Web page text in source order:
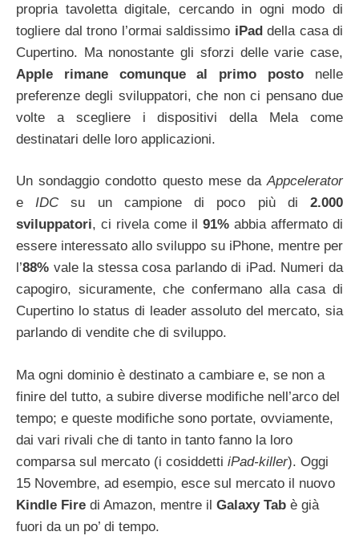
propria tavoletta digitale, cercando in ogni modo di
togliere dal trono l’ormai saldissimo iPaddella casa di
Cupertino. Ma nonostante gli sforzi delle varie case,
Apple rimane comunque al primo posto nelle
preferenze degli sviluppatori, che non ci pensano due
volte a scegliere i dispositivi della Mela come
destinatari delle loro applicazioni.
Un sondaggio condotto questo mese daAppcelerator
eIDCsu un campione di poco più di 2.000
sviluppatori, ci rivela come il 91% abbia affermato di
essere interessato allo sviluppo su iPhone, mentre per
l’88% vale la stessa cosa parlando di iPad. Numeri da
capogiro, sicuramente, che confermano alla casa di
Cupertino lo status di leader assoluto del mercato, sia
parlando di vendite che di sviluppo.
Ma ogni dominio è destinato a cambiare e, se non a
finire del tutto, a subire diverse modifiche nell’arco del
tempo; e queste modifiche sono portate, ovviamente,
dai vari rivali che di tanto in tanto fanno la loro
comparsa sul mercato (i cosiddetti iPad-killer). Oggi
15 Novembre, ad esempio, esce sul mercato il nuovo
Kindle Fire di Amazon, mentre il Galaxy Tab è già
fuori da un po’ di tempo.